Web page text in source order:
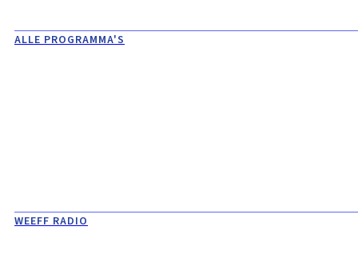
ALLE PROGRAMMA'S
WEEFF RADIO